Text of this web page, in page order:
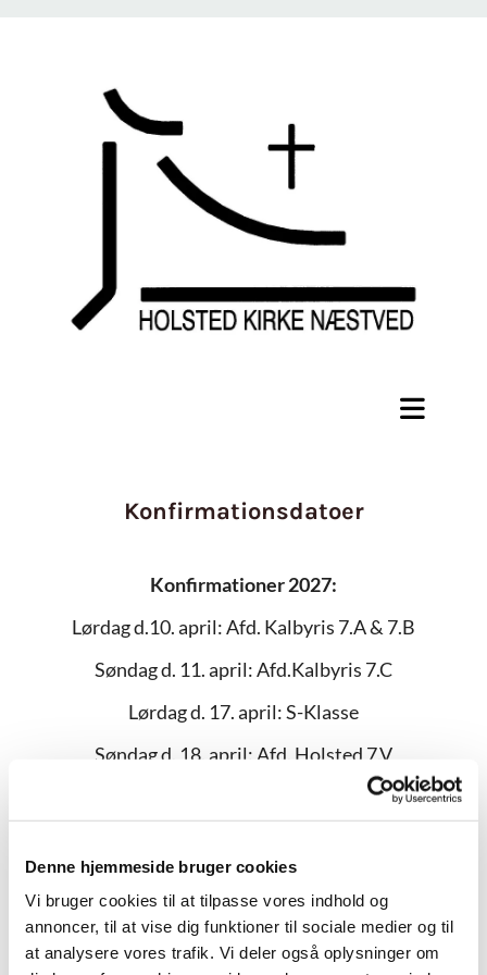
Denne hjemmeside bruger cookies
Vi bruger cookies til at tilpasse vores indhold og
annoncer, til at vise dig funktioner til sociale medier og til
at analysere vores trafik. Vi deler også oplysninger om
Konfirmationsdatoer
Konfirmationer 2027:
Lørdag d.10. april: Afd. Kalbyris 7.A & 7.B
Søndag d. 11. april: Afd.Kalbyris 7.C
Lørdag d. 17. april: S-Klasse
Søndag d. 18. april: Afd. Holsted 7.V
Lørdag d. 24. april: Afd. Holsted 7.X
Lørdag d. 1. maj: Afd. Holsted 7.Z
Konfirmationer 2028:
Lørdag d. 29. april: Afd. Kalbyris 7.A & 7.B